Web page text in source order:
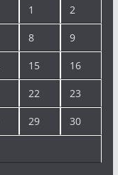
1 2
8 9
15 16
22 23
29 30